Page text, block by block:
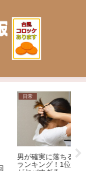
相談
【画像】この意見、
抜きで反論できる？